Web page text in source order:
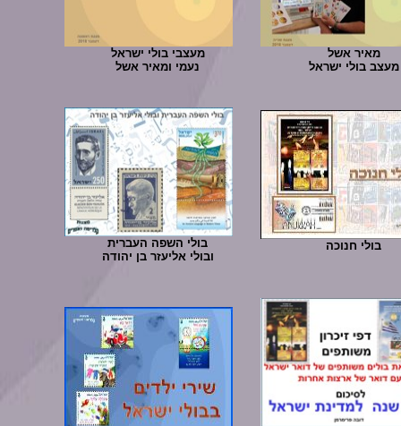
מעצבי בולי ישראל
נעמי ומאיר אשל
מאיר אשל
מעצב בולי ישראל
בולי השפה העברית
ובולי אליעזר בן יהודה
בולי חנוכה